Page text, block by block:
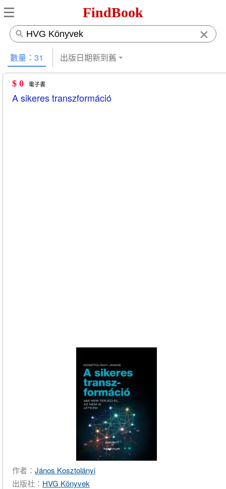
FindBook
×
數量：31 出版日期新到舊
$ 0 電子書
A sikeres transzformáció
作者： János Kosztolányi
出版社： HVG Könyvek